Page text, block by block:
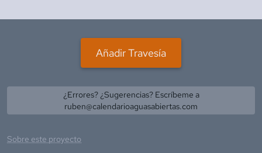
Añadir Travesía
¿Errores? ¿Sugerencias? Escríbeme a
ruben@calendarioaguasabiertas.com
Sobre este proyecto